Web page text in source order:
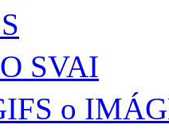
SVAI
o